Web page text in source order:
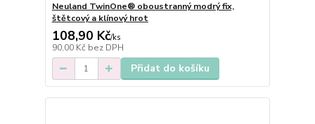
Neuland TwinOne® oboustranný modrý fix,
štětcový a klínový hrot
108,90 Kč/ks
90,00 Kč bez DPH
Přidat do košíku